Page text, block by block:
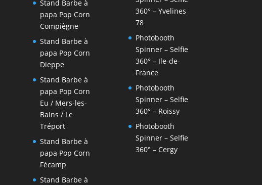
Stand Barbe à
papa Pop Corn
Compiègne
Stand Barbe à
papa Pop Corn
Dieppe
Stand Barbe à
papa Pop Corn
Eu / Mers-les-
Bains / Le
Tréport
Stand Barbe à
papa Pop Corn
Fécamp
Stand Barbe à
360° – Yvelines
78
Photobooth
Spinner – Selfie
360° – Ile-de-
France
Photobooth
Spinner – Selfie
360° – Roissy
Photobooth
Spinner – Selfie
360° – Cergy